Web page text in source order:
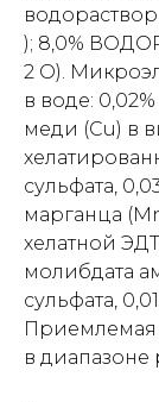
); 8,0%
2 O).
в воде:
меди (Cu) в
сульфата,
марганца
хелатной
молибдата
сульфата,
Приемлемая
в диапазоне